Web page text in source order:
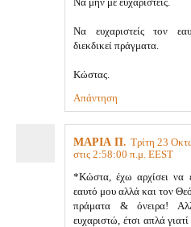
Να ευχαριστείς τον
διεκδικεί πράγματα.
Κώστας.
Απάντηση
ΜΑΡΙΑ Π. Τρίτη 23
στις 2:58:00 π.μ. EEST
*Κώστα, έχω αρχίσει να
εαυτό μου αλλά και τον
πράματα & όνειρα!
ευχαριστώ, έτσι απλά